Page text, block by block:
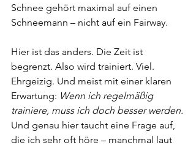
Schnee gehört maximal auf einen
Schneemann – nicht auf ein Fairway.
Hier ist das anders. Die Zeit ist
begrenzt. Also wird trainiert. Viel.
Ehrgeizig. Und meist mit einer klaren
Erwartung: Wenn ich regelmäßig
trainiere, muss ich doch besser werden.
Und genau hier taucht eine Frage auf,
die ich sehr oft höre – manchmal laut